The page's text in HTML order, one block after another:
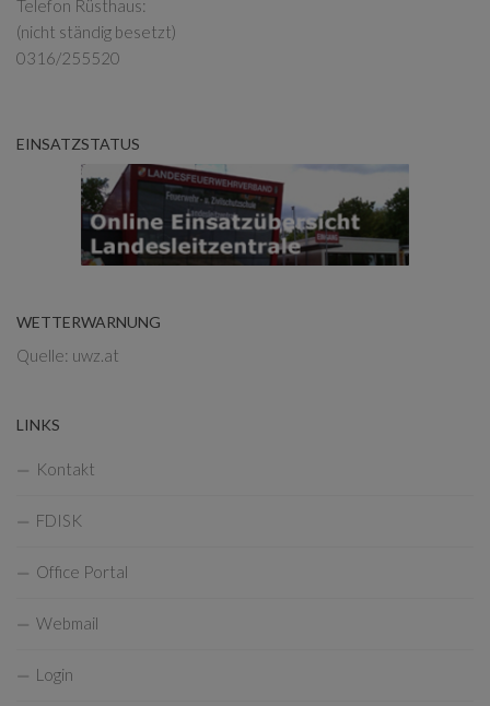
Telefon Rüsthaus:
(nicht ständig besetzt)
0316/255520
EINSATZSTATUS
WETTERWARNUNG
Quelle: uwz.at
LINKS
Kontakt
FDISK
Office Portal
Webmail
Login